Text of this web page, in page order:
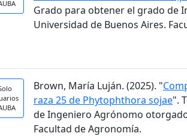
Grado para obtener el grado de
Universidad de Buenos Aires.
Brown, María Luján. (2025). "
raza 25 de Phytophthora sojae".
de Ingeniero Agrónomo
Facultad de Agronomía.